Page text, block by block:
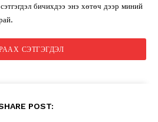
бичихдээ энэ хөтөч дээр миний
POST: